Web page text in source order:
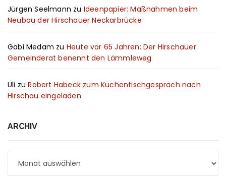
Jürgen Seelmann zu Ideenpapier: Maßnahmen beim
Neubau der Hirschauer Neckarbrücke
Gabi Medam zu Heute vor 65 Jahren: Der Hirschauer
Gemeinderat benennt den Lämmleweg
Uli zuRobert Habeck zum Küchentischgespräch nach
Hirschau eingeladen
ARCHIV